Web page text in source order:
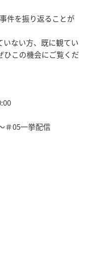
件を振り返ることが
ない方、既に観てい
ひこの機会にご覧くだ
＃05一挙配信